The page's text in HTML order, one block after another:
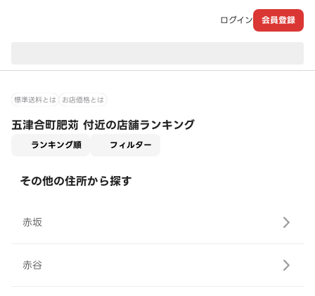
ログイン 会員登録
標準送料とは お店価格とは
五津合町肥苅 付近の店舗ランキング
ランキング順 フィルター
その他の住所から探す
赤坂
赤谷